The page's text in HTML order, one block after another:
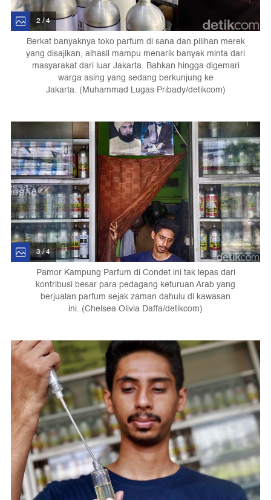
2 / 4
Berkat banyaknya toko parfum di sana dan pilihan merek
yang disajikan, alhasil mampu menarik banyak minta dari
masyarakat dari luar Jakarta. Bahkan hingga digemari
warga asing yang sedang berkunjung ke
Jakarta. (Muhammad Lugas Pribady/detikcom)
3 / 4
Pamor Kampung Parfum di Condet ini tak lepas dari
kontribusi besar para pedagang keturuan Arab yang
berjualan parfum sejak zaman dahulu di kawasan
ini. (Chelsea Olivia Daffa/detikcom)